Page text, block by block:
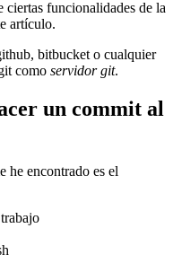
ciertas funcionalidades de la
artículo.
bitbucket o cualquier
como servidor git.
un commit al
he encontrado es el